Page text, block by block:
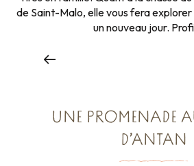
de Saint-Malo, elle vous fera
un nouveau jour.
Breizh Escape Saint-Malo
UNE PROMENADE
D’ANTAN